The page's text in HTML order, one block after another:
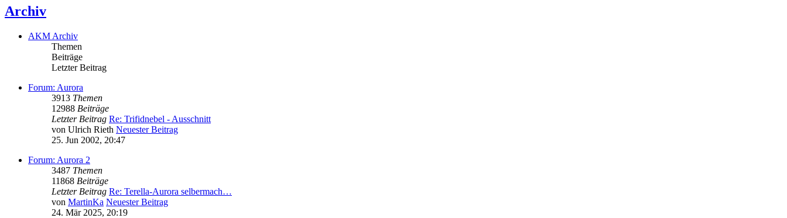
Archiv
AKM Archiv
Themen
Beiträge
Letzter Beitrag
Forum: Aurora
3913 Themen
12988 Beiträge
Letzter Beitrag Re: Trifidnebel - Ausschnitt
von Ulrich Rieth Neuester Beitrag
25. Jun 2002, 20:47
Forum: Aurora 2
3487 Themen
11868 Beiträge
Letzter Beitrag Re: Terella-Aurora selbermach…
von MartinKa Neuester Beitrag
24. Mär 2025, 20:19